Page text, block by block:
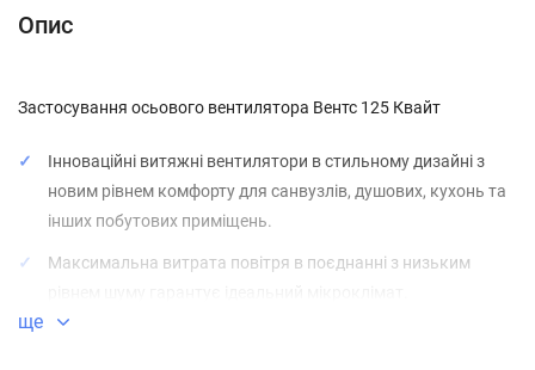
Опис
Застосування осьового вентилятора Вентс 125 Квайт
Інноваційні витяжні вентилятори в стильному дизайні з
новим рівнем комфорту для санвузлів, душових, кухонь та
інших побутових приміщень.
Максимальна витрата повітря в поєднанні з низьким
ще